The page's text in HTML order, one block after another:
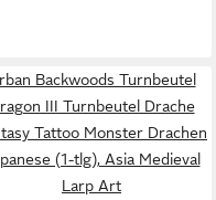
Backwoods Turnbeutel
III Turnbeutel Drache
Tattoo Monster Drachen
(1-tlg), Asia Medieval
Larp Art